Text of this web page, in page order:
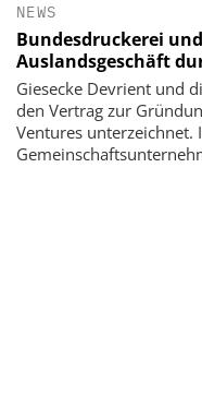
NEWS
Bundesdruckerei
Auslandsgeschäft
Giesecke Devrient und
den Vertrag zur
Ventures unterzeichnet.